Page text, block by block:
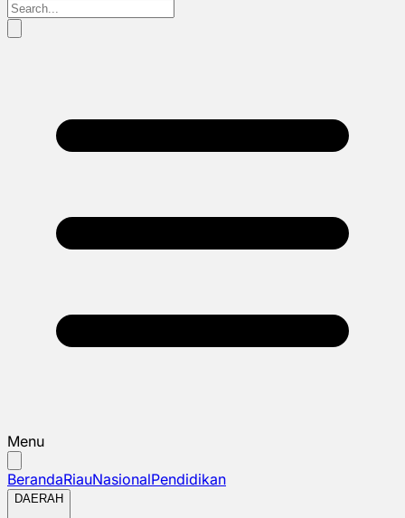
Menu
BerandaRiauNasionalPendidikan
DAERAH